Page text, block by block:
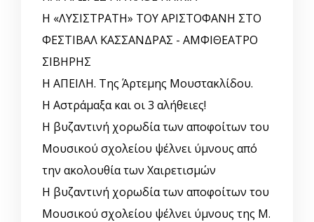
Η «ΛΥΣΙΣΤΡΑΤΗ» ΤΟΥ ΑΡΙΣΤΟΦΑΝΗ ΣΤΟ
ΦΕΣΤΙΒΑΛ ΚΑΣΣΑΝΔΡΑΣ - ΑΜΦΙΘΕΑΤΡΟ
ΣΙΒΗΡΗΣ
Η ΑΠΕΙΛΗ. Της Άρτεμης Μουστακλίδου.
Η Αστράμαξα και οι 3 αλήθειες!
Η βυζαντινή χορωδία των αποφοίτων του
Μουσικού σχολείου ψέλνει ύμνους από
την ακολουθία των Χαιρετισμών
Η βυζαντινή χορωδία των αποφοίτων του
Μουσικού σχολείου ψέλνει ύμνους της Μ.